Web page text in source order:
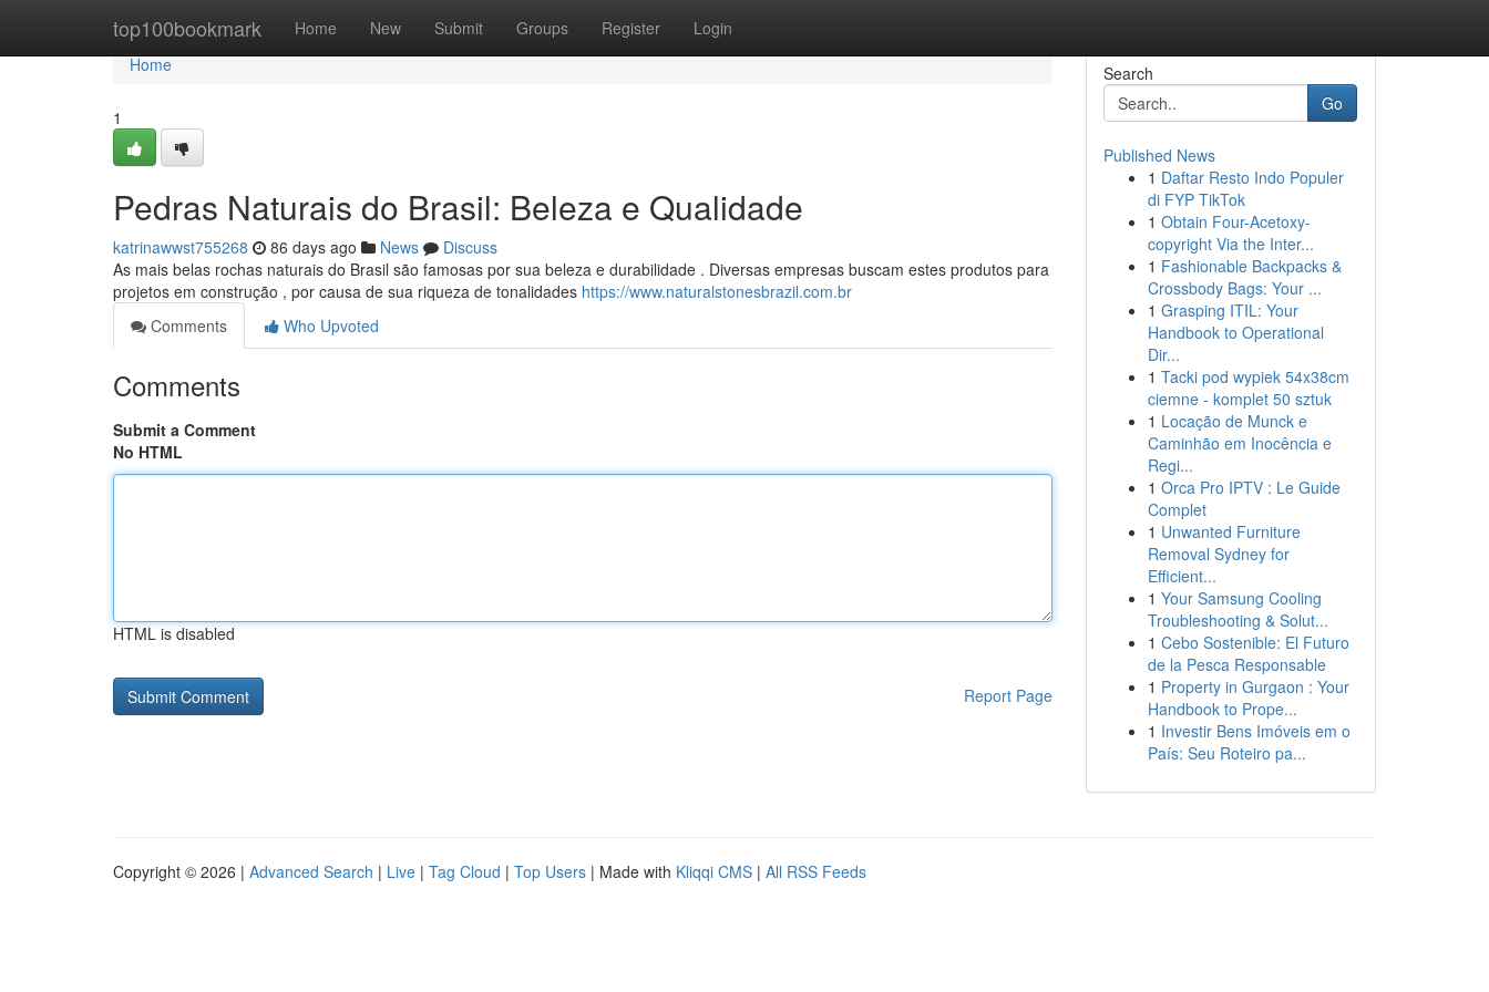
top100bookmark Home New Submit Groups Register Login
Home
Home
1
Pedras Naturais do Brasil: Beleza e Qualidade
katrinawwst755268 86 days ago News
Discuss
As mais belas rochas naturais do Brasil são famosas por sua beleza e durabilidade . Diversas empresas buscam estes produtos para
projetos em construção , por causa de sua riqueza de tonalidades https://www.naturalstonesbrazil.com.br
Comments
Who Upvoted
Comments
Submit a Comment
No HTML
HTML is disabled
Report Page
Search
Go
Published News
1 Daftar Resto Indo Populer
di FYP TikTok
1 Obtain Four-Acetoxy-
copyright Via the Inter...
1 Fashionable Backpacks &
Crossbody Bags: Your ...
1 Grasping ITIL: Your
Handbook to Operational
Dir...
1 Tacki pod wypiek 54x38cm
ciemne - komplet 50 sztuk
1 Locação de Munck e
Caminhão em Inocência e
Regi...
1 Orca Pro IPTV : Le Guide
Complet
1 Unwanted Furniture
Removal Sydney for
Efficient...
1 Your Samsung Cooling
Troubleshooting & Solut...
1 Cebo Sostenible: El Futuro
de la Pesca Responsable
1 Property in Gurgaon : Your
Handbook to Prope...
1 Investir Bens Imóveis em o
País: Seu Roteiro pa...
Copyright © 2026 | Advanced Search | Live | Tag Cloud | Top Users | Made with Kliqqi CMS | All RSS Feeds